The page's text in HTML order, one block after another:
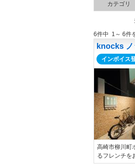
カテゴリ
6件中 1～ 6件
knocks ノ
インボイス
高崎市柳川町
るフレンチを